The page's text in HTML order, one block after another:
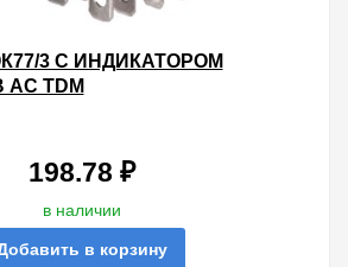
3 С ИНДИКАТОРОМ
AC TDM
198.78 ₽
в наличии
в корзину